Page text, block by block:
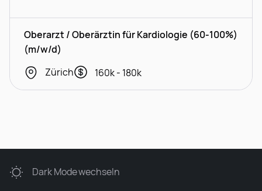
Oberarzt / Oberärztin für Kardiologie (60-100%)
(m/w/d)
Zürich
160k - 180k
Dark Modewechseln